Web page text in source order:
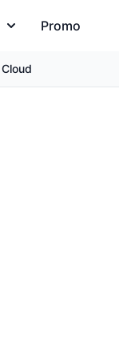
Promo
Cloud